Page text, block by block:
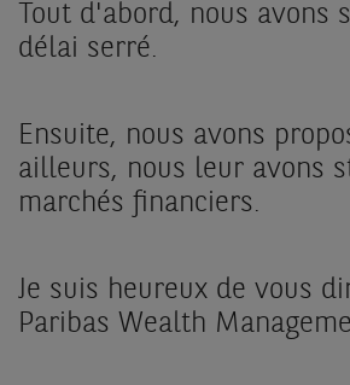
Tout d'abord, nous
délai serré.
Ensuite, nous avons
ailleurs, nous leur avons
marchés financiers.
Je suis heureux de vous
Paribas Wealth